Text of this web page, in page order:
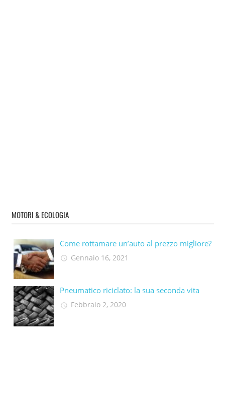
MOTORI & ECOLOGIA
Come rottamare un’auto al prezzo migliore?
Gennaio 16, 2021
Pneumatico riciclato: la sua seconda vita​
Febbraio 2, 2020